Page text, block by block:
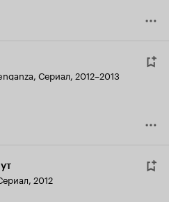
, Сериал, 2012–2013
2012